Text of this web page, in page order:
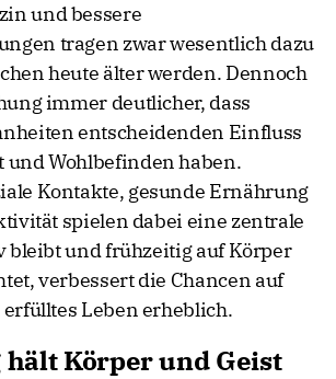
und bessere
tragen zwar wesentlich dazu
heute älter werden. Dennoch
immer deutlicher, dass
entscheidenden Einfluss
und Wohlbefinden haben.
Kontakte, gesunde Ernährung
spielen dabei eine zentrale
bleibt und frühzeitig auf Körper
verbessert die Chancen auf
Leben erheblich.
hält Körper und Geist